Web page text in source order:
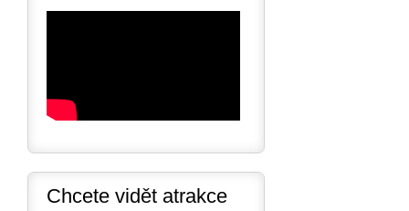
Chcete vidět atrakce